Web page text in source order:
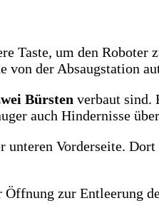
Taste, um den
von der Absaugstation
Bürsten verbaut sind.
auch Hindernisse
unteren Vorderseite.
zur Entleerung